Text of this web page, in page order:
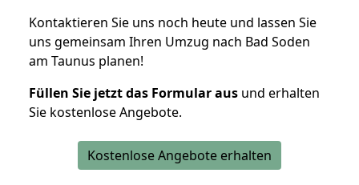
Kontaktieren Sie uns noch heute und lassen Sie
uns gemeinsam Ihren Umzug nach Bad Soden
am Taunus planen!
Füllen Sie jetzt das Formular aus und erhalten
Sie kostenlose Angebote.
Kostenlose Angebote erhalten